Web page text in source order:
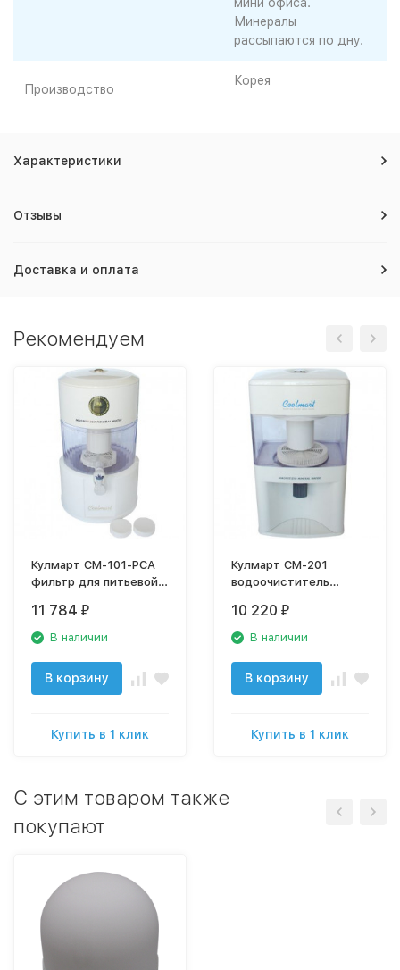
Минералы
рассыпаются по дну.
Производство
Корея
Характеристики
Отзывы
Доставка и оплата
Рекомендуем
Кулмарт СМ-101-PCA
фильтр для питьевой
11 784 ₽
В наличии
В корзину
Купить в 1 клик
Кулмарт СМ-201
водоочиститель
воды)
10 220 ₽
В наличии
В корзину
Купить в 1 клик
C этим товаром также
покупают